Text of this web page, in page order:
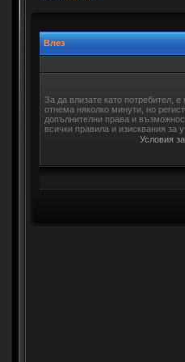
Влез
За да влизате като потребител,
отнема няколко минути, но
допълнителни права и
всички правила и изисквания за
Условия